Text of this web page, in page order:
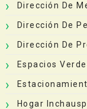
Dirección De
Dirección De
Dirección De
Espacios
Hogar